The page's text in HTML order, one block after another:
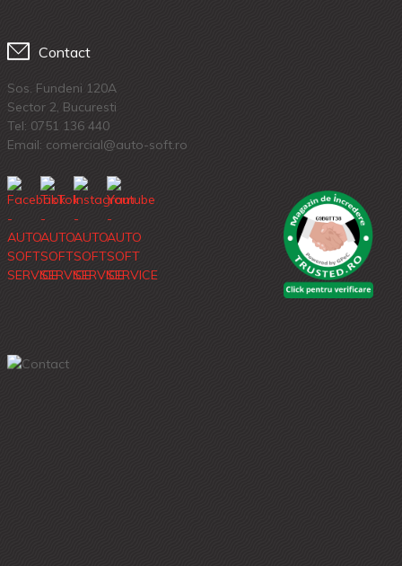
Contact
Sos. Fundeni 120A
Sector 2, Bucuresti
Tel: 0751 136 440
Email: comercial@auto-soft.ro